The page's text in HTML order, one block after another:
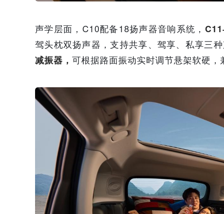
声学层面，C10配备18扬声器音响系统，
驾头枕双扬声器，支持共享、驾享、私享三种
减振器， 可根据路面振动实时调节悬架软硬，